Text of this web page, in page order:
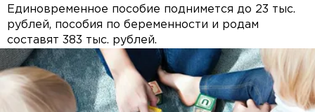
Единовременное пособие поднимется до 23 тыс.
рублей, пособия по беременности и родам
составят 383 тыс. рублей.